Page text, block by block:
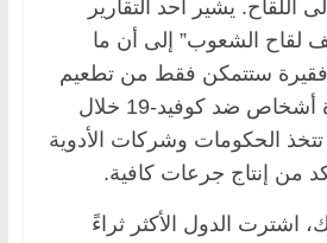
اللقاح. يشير أحد التقارير
لقاح الشعوب” إلى أن ما
70 دولة فقيرة ستتمكن فقط من تطعيم
واحد من كل عشرة أشخاص ضد كوفيد-19 خلال
تتخذ الحكومات وشركات الأدوية
من إنتاج جرعات كافية.
اشترت الدول الأكثر ثراءً